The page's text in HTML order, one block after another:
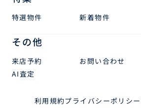
特選物件 新着物件
その他
来店予約 お問い合わせ
AI査定
利用規約プライバシーポリシー